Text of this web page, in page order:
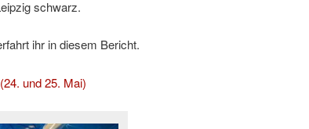
schwarz.
ihr in diesem Bericht.
und 25. Mai)